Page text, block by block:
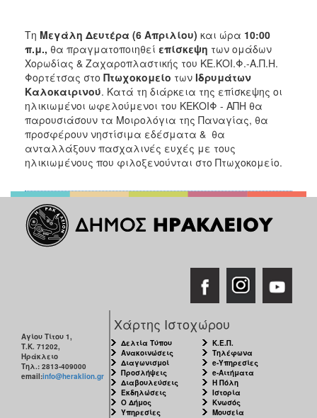
Τη Μεγάλη Δευτέρα (6 Απριλίου) και ώρα 10:00
π.μ., θα πραγματοποιηθεί επίσκεψη των ομάδων
Χορωδίας & Ζαχαροπλαστικής του ΚΕ.ΚΟΙ.Φ.-Α.Π.Η.
Φορτέτσας στο Πτωχοκομείο των Ιδρυμάτων
Καλοκαιρινού. Κατά τη διάρκεια της επίσκεψης οι
ηλικιωμένοι ωφελούμενοι του ΚΕΚΟΙΦ - ΑΠΗ θα
παρουσιάσουν τα Μοιρολόγια της Παναγίας, θα
προσφέρουν νηστίσιμα εδέσματα & θα
ανταλλάξουν πασχαλινές ευχές με τους
ηλικιωμένους που φιλοξενούνται στο Πτωχοκομείο.
Αγίου Τίτου 1,
Τ.Κ. 71202,
Ηράκλειο
Τηλ.: 2813-409000
email:info@heraklion.gr
Χάρτης Ιστοχώρου
Δελτία Τύπου
Ανακοινώσεις
Διαγωνισμοί
Προσλήψεις
Διαβουλεύσεις
Εκδηλώσεις
Ο Δήμος
Υπηρεσίες
Κ.Ε.Π.
Τηλέφωνα
e-Υπηρεσίες
e-Αιτήματα
Η Πόλη
Ιστορία
Κνωσός
Μουσεία